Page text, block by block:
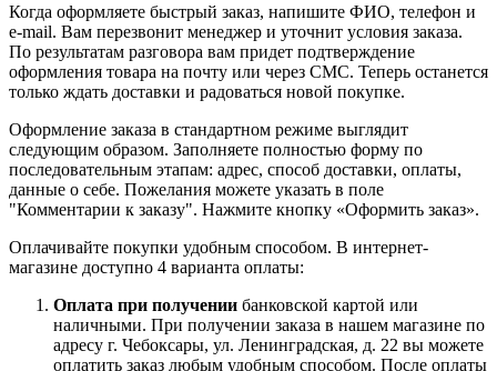
Когда оформляете быстрый заказ, напишите ФИО, телефон и
e-mail. Вам перезвонит менеджер и уточнит условия заказа.
По результатам разговора вам придет подтверждение
оформления товара на почту или через СМС. Теперь останется
только ждать доставки и радоваться новой покупке.
Оформление заказа в стандартном режиме выглядит
следующим образом. Заполняете полностью форму по
последовательным этапам: адрес, способ доставки, оплаты,
данные о себе. Пожелания можете указать в поле
"Комментарии к заказу". Нажмите кнопку «Оформить заказ».
Оплачивайте покупки удобным способом. В интернет-
магазине доступно 4 варианта оплаты:
Оплата при получении банковской картой или
наличными. При получении заказа в нашем магазине по
адресу г. Чебоксары, ул. Ленинградская, д. 22 вы можете
оплатить заказ любым удобным способом. После оплаты